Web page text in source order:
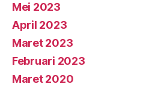
Mei 2023
April 2023
Maret 2023
Februari 2023
Maret 2020